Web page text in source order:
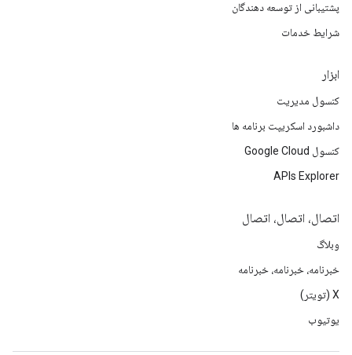
پشتیبانی از توسعه دهندگان
شرایط خدمات
ابزار
کنسول مدیریت
داشبورد اسکریپت برنامه ها
کنسول Google Cloud
APIs Explorer
اتصال، اتصال، اتصال
وبلاگ
خبرنامه، خبرنامه، خبرنامه
X (تویتر)
یوتیوب